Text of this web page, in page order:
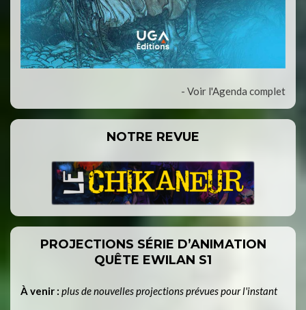
- Voir l'Agenda complet
NOTRE REVUE
PROJECTIONS SÉRIE D’ANIMATION
QUÊTE EWILAN S1
À venir : plus de nouvelles projections prévues pour l'instant